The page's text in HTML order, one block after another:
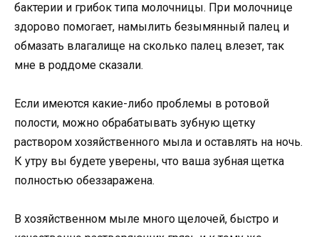
бактерии и грибок типа молочницы. При молочнице
здорово помогает, намылить безымянный палец и
обмазать влагалище на сколько палец влезет, так
мне в роддоме сказали.
Если имеются какие-либо проблемы в ротовой
полости, можно обрабатывать зубную щетку
раствором хозяйственного мыла и оставлять на ночь.
К утру вы будете уверены, что ваша зубная щетка
полностью обеззаражена.
В хозяйственном мыле много щелочей, быстро и